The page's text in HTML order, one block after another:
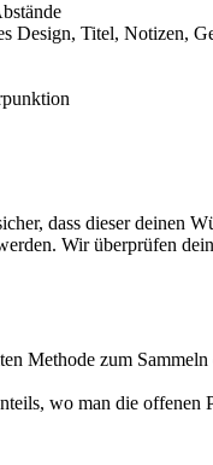
Design, Titel, Notizen,
dass dieser deinen
Wir überprüfen
Methode zum Sammeln
wo man die offenen